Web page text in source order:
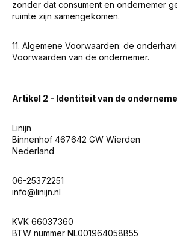
zonder dat consument en ondernemer
ruimte zijn samengekomen.
11. Algemene Voorwaarden: de
Voorwaarden van de ondernemer.
Artikel 2 - Identiteit van de
Linijn
Binnenhof 467642 GW Wierden
Nederland
06-25372251
info@linijn.nl
KVK 66037360
BTW nummer NL001964058B55